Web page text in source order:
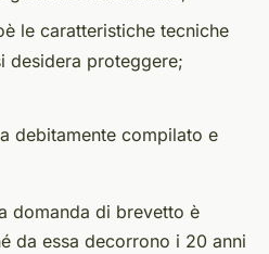
le caratteristiche tecniche
desidera proteggere;
debitamente compilato e
domanda di brevetto è
da essa decorrono i 20 anni